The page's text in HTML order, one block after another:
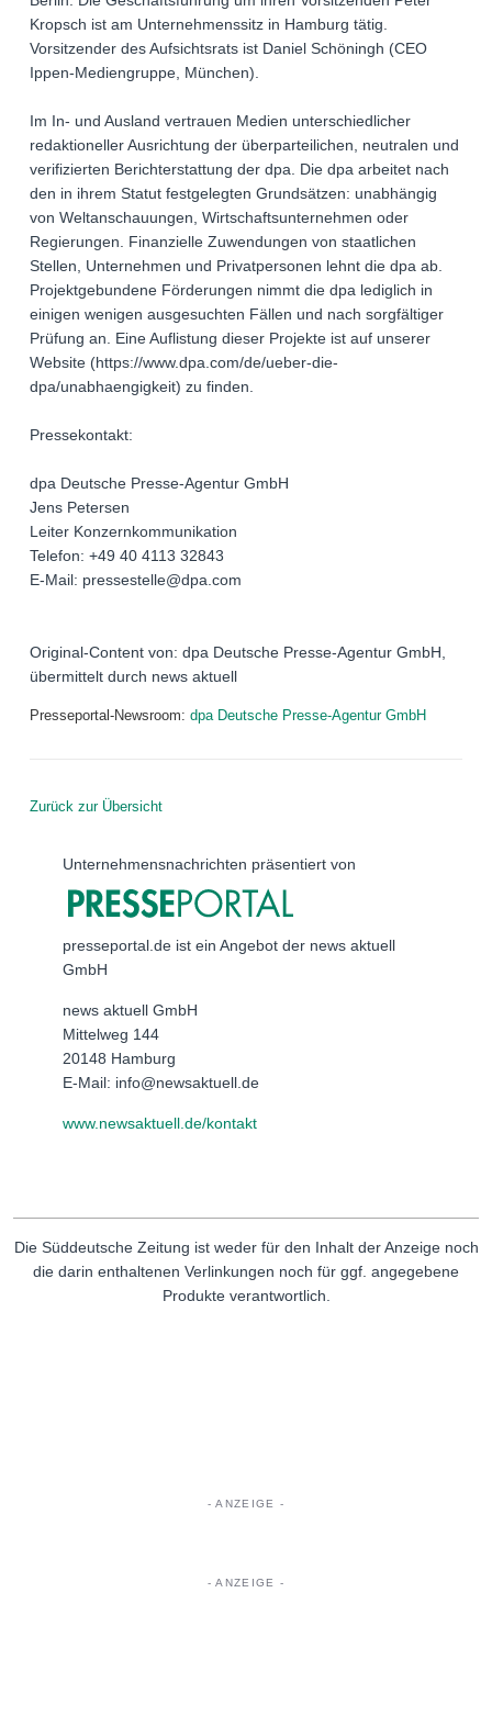
Kropsch ist am Unternehmenssitz in Hamburg tätig.
Vorsitzender des Aufsichtsrats ist Daniel Schöningh (CEO
Ippen-Mediengruppe, München).
Im In- und Ausland vertrauen Medien unterschiedlicher
redaktioneller Ausrichtung der überparteilichen, neutralen und
verifizierten Berichterstattung der dpa. Die dpa arbeitet nach
den in ihrem Statut festgelegten Grundsätzen: unabhängig
von Weltanschauungen, Wirtschaftsunternehmen oder
Regierungen. Finanzielle Zuwendungen von staatlichen
Stellen, Unternehmen und Privatpersonen lehnt die dpa ab.
Projektgebundene Förderungen nimmt die dpa lediglich in
einigen wenigen ausgesuchten Fällen und nach sorgfältiger
Prüfung an. Eine Auflistung dieser Projekte ist auf unserer
Website (https://www.dpa.com/de/ueber-die-
dpa/unabhaengigkeit) zu finden.
Pressekontakt:
dpa Deutsche Presse-Agentur GmbH
Jens Petersen
Leiter Konzernkommunikation
Telefon: +49 40 4113 32843
E-Mail: pressestelle@dpa.com
Original-Content von: dpa Deutsche Presse-Agentur GmbH,
übermittelt durch news aktuell
Presseportal-Newsroom: dpa Deutsche Presse-Agentur GmbH
Zurück zur Übersicht
Unternehmensnachrichten präsentiert von
presseportal.de ist ein Angebot der news aktuell
GmbH
news aktuell GmbH
Mittelweg 144
20148 Hamburg
E-Mail: info@newsaktuell.de
www.newsaktuell.de/kontakt
Die Süddeutsche Zeitung ist weder für den Inhalt der Anzeige noch
die darin enthaltenen Verlinkungen noch für ggf. angegebene
Produkte verantwortlich.